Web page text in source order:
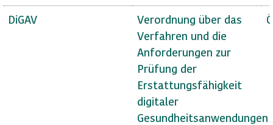
DiGAV
Verordnung über das
Verfahren und die
Anforderungen zur
Prüfung der
Erstattungsfähigkeit
digitaler
Gesundheitsanwendungen